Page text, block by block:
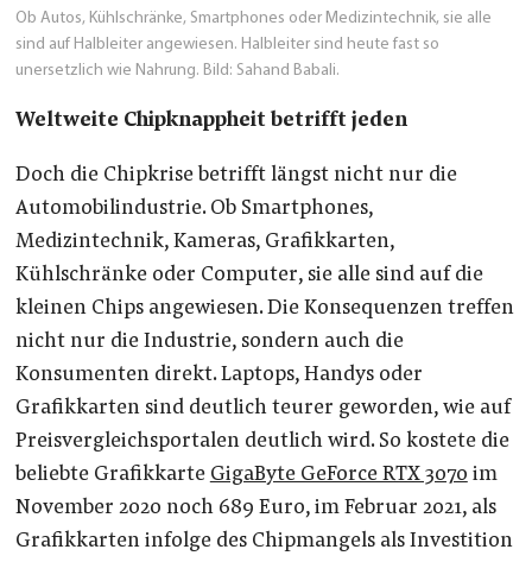
Ob Autos, Kühlschränke, Smartphones oder Medizintechnik, sie alle
sind auf Halbleiter angewiesen. Halbleiter sind heute fast so
unersetzlich wie Nahrung. Bild: Sahand Babali.
Weltweite Chipknappheit betrifft jeden
Doch die Chipkrise betrifft längst nicht nur die
Automobilindustrie. Ob Smartphones,
Medizintechnik, Kameras, Grafikkarten,
Kühlschränke oder Computer, sie alle sind auf die
kleinen Chips angewiesen. Die Konsequenzen treffen
nicht nur die Industrie, sondern auch die
Konsumenten direkt. Laptops, Handys oder
Grafikkarten sind deutlich teurer geworden, wie auf
Preisvergleichsportalen deutlich wird. So kostete die
beliebte Grafikkarte GigaByte GeForce RTX 3070 im
November 2020 noch 689 Euro, im Februar 2021, als
Grafikkarten infolge des Chipmangels als Investition